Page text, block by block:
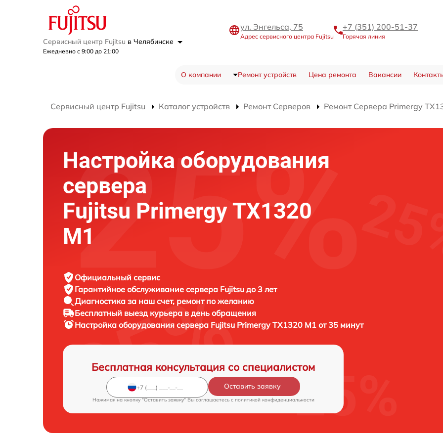
Сервисный центр Fujitsu в Челябинске
Ежедневно с 9:00 до 21:00
ул. Энгельса, 75
Адрес сервисного центра Fujitsu
+7 (351) 200-51-37
Горячая линия
О компании Ремонт устройств Цена ремонта Вакансии
Сервисный центр Fujitsu Каталог устройств Ремонт Серверов Ремонт Сервера Primergy
Настройка оборудования
сервера
Fujitsu Primergy TX1320
M1
Официальный сервис
Гарантийное обслуживание сервера Fujitsu до 3 лет
Диагностика за наш счет, ремонт по желанию
Бесплатный выезд курьера в день обращения
Настройка оборудования сервера Fujitsu Primergy TX1320 M1 от 35 минут
Бесплатная консультация со специалистом
Оставить заявку
Нажимая на кнопку "Оставить заявку" Вы соглашаетесь c политикой конфиденциальности